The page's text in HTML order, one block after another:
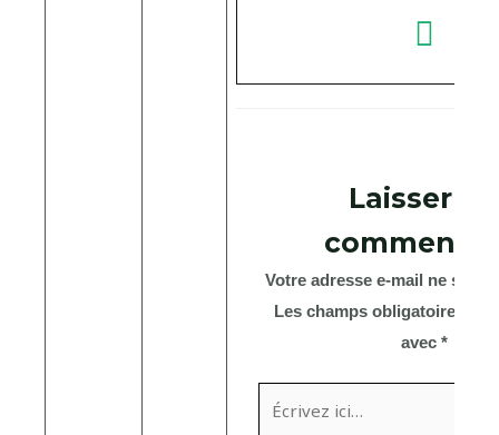
Laisser un
Votre adresse e-mail ne sera
Les champs obligatoires
avec *
Écrivez